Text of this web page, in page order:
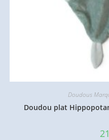
Doudous
Doudou plat